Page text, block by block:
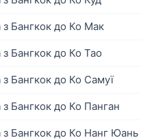
з Бангкок до Ко Мак
з Бангкок до Ко Тао
з Бангкок до Ко Самуї
з Бангкок до Ко Панган
з Бангкок до Ко Нанг Юань